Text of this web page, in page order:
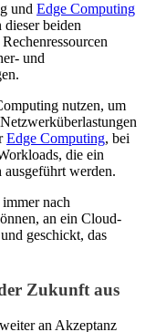
und Edge Computing
beiden
und
nutzen, um
Edge Computing, bei
die ein
werden.
nach
an ein Cloud-
geschickt, das
Zukunft aus
an Akzeptanz